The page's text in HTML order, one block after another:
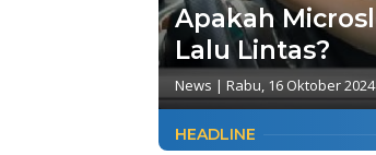
Apakah
Lalu Lintas?
News | Rabu, 16 Oktober 2024
HEADLINE